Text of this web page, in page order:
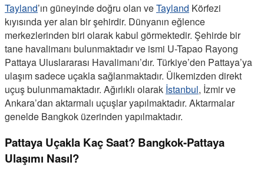
Tayland’ın güneyinde doğru olan veTayland Körfezi
kıyısında yer alan bir şehirdir. Dünyanın eğlence
merkezlerinden biri olarak kabul görmektedir. Şehirde bir
tane havalimanı bulunmaktadır ve ismi U-Tapao Rayong
Pattaya Uluslararası Havalimanı’dır. Türkiye’den Pattaya’ya
ulaşım sadece uçakla sağlanmaktadır. Ülkemizden direkt
uçuş bulunmamaktadır. Ağırlıklı olarak İstanbul, İzmir ve
Ankara’dan aktarmalı uçuşlar yapılmaktadır. Aktarmalar
genelde Bangkok üzerinden yapılmaktadır.
Pattaya Uçakla Kaç Saat? Bangkok-Pattaya
Ulaşımı Nasıl?